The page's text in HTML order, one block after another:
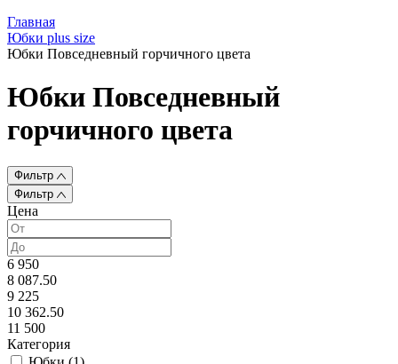
Главная
Юбки plus size
Юбки Повседневный горчичного цвета
Юбки Повседневный
горчичного цвета
Фильтр
Фильтр
Цена
6 950
8 087.50
9 225
10 362.50
11 500
Категория